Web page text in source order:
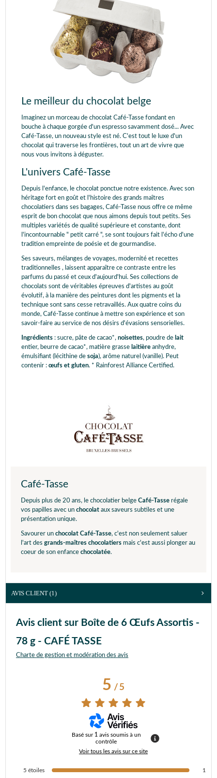
Le meilleur du chocolat belge
Imaginez un morceau de chocolat Café-Tasse fondant en
bouche à chaque gorgée d'un espresso savamment dosé... Avec
Café-Tasse, un nouveau style est né. C'est tout le luxe d'un
chocolat qui traverse les frontières, tout un art de vivre que
nous vous invitons à déguster.
L'univers Café-Tasse
Depuis l'enfance, le chocolat ponctue notre existence. Avec son
héritage fort en goût et l'histoire des grands maîtres
chocolatiers dans ses bagages, Café-Tasse nous offre ce même
esprit de bon chocolat que nous aimons depuis tout petits. Ses
multiples variétés de qualité supérieure et constante, dont
l'incontournable " petit carré ", se sont toujours fait l'écho d'une
tradition empreinte de poésie et de gourmandise.
Ses saveurs, mélanges de voyages, modernité et recettes
traditionnelles , laissent apparaître ce contraste entre les
parfums du passé et ceux d'aujourd'hui. Ses collections de
chocolats sont de véritables épreuves d'artistes au goût
évolutif, à la manière des peintures dont les pigments et la
technique sont sans cesse retravaillés. Aux quatre coins du
monde, Café-Tasse continue à mettre son expérience et son
savoir-faire au service de nos désirs d'évasions sensorielles.
Ingrédients : sucre, pâte de cacao*, noisettes, poudre de lait
entier, beurre de cacao*, matière grasse laitière anhydre,
émulsifiant (lécithine de soja), arôme naturel (vanille). Peut
contenir : œufs et gluten. * Rainforest Alliance Certified.
Café-Tasse
Depuis plus de 20 ans, le chocolatier belge Café-Tasse régale
vos papilles avec un chocolat aux saveurs subtiles et une
présentation unique.
Savourer un chocolat Café-Tasse, c'est non seulement saluer
l'art des grands-maîtres chocolatiers mais c'est aussi plonger au
coeur de son enfance chocolatée.
AVIS CLIENT (1)
Avis client sur Boîte de 6 Œufs Assortis -
78 g - CAFÉ TASSE
Charte de gestion et modération des avis
5/ 5
Basé sur 1 avis soumis à un
contrôle
Voir tous les avis sur ce site
5 étoiles
1